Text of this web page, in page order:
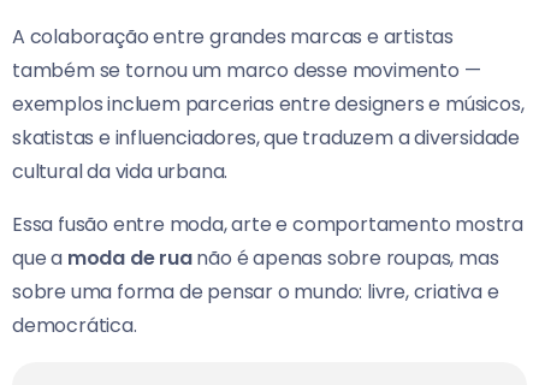
A colaboração entre grandes marcas e artistas
também se tornou um marco desse movimento —
exemplos incluem parcerias entre designers e músicos,
skatistas e influenciadores, que traduzem a diversidade
cultural da vida urbana.
Essa fusão entre moda, arte e comportamento mostra
que a moda de ruanão é apenas sobre roupas, mas
sobre uma forma de pensar o mundo: livre, criativa e
democrática.